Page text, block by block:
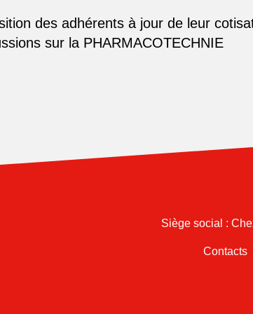
des adhérents à jour de leur
sur la PHARMACOTECHNIE
Siège social :
Contacts